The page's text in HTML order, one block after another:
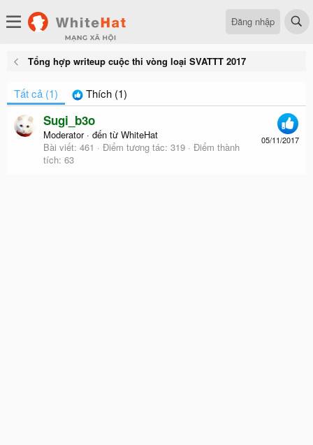
Đăng nhập
Tổng hợp writeup cuộc thi vòng loại SVATTT 2017
Tất cả (1) Thích (1)
05/11/2017
Sugi_b3o
Moderator · đến từ WhiteHat
Bài viết 461 Điểm tương tác 319
Điểm thành
tích 63